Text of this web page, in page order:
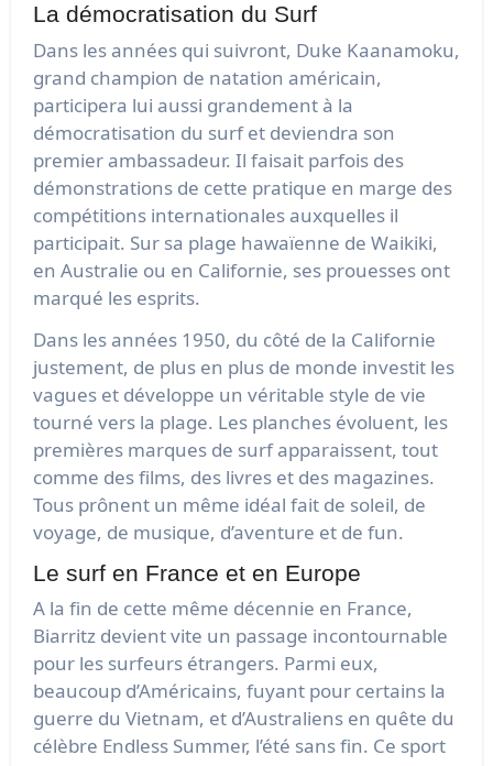
La démocratisation du Surf
Dans les années qui suivront, Duke Kaanamoku,
grand champion de natation américain,
participera lui aussi grandement à la
démocratisation du surf et deviendra son
premier ambassadeur. Il faisait parfois des
démonstrations de cette pratique en marge des
compétitions internationales auxquelles il
participait. Sur sa plage hawaïenne de Waikiki,
en Australie ou en Californie, ses prouesses ont
marqué les esprits.
Dans les années 1950, du côté de la Californie
justement, de plus en plus de monde investit les
vagues et développe un véritable style de vie
tourné vers la plage. Les planches évoluent, les
premières marques de surf apparaissent, tout
comme des films, des livres et des magazines.
Tous prônent un même idéal fait de soleil, de
voyage, de musique, d’aventure et de fun.
Le surf en France et en Europe
A la fin de cette même décennie en France,
Biarritz devient vite un passage incontournable
pour les surfeurs étrangers. Parmi eux,
beaucoup d’Américains, fuyant pour certains la
guerre du Vietnam, et d’Australiens en quête du
célèbre Endless Summer, l’été sans fin. Ce sport